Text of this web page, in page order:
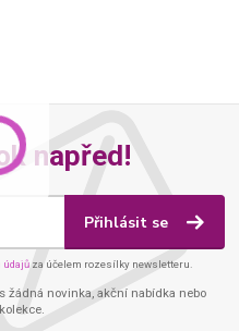
napřed!
Přihlásit se
údajů za účelem rozesílky newsletteru.
žádná novinka, akční nabídka nebo